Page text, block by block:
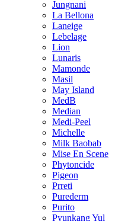
Jungnani
La Bellona
Laneige
Lebelage
Lion
Lunaris
Mamonde
Masil
May Island
MedB
Median
Medi-Peel
Michelle
Milk Baobab
Mise En Scene
Phytoncide
Pigeon
Prreti
Purederm
Purito
Pyunkang Yul